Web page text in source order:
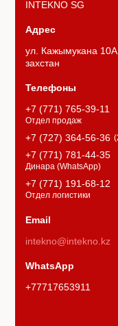
INTEKNO SG
ул. Кажымукана
захстан
+7 (771) 765-39-11
Отдел продаж
+7 (727) 364-56-36
+7 (771) 781-44-35
Динара (WhatsApp)
+7 (771) 191-68-12
Отдел логистики
intekno@intekno.kz
+77717653911